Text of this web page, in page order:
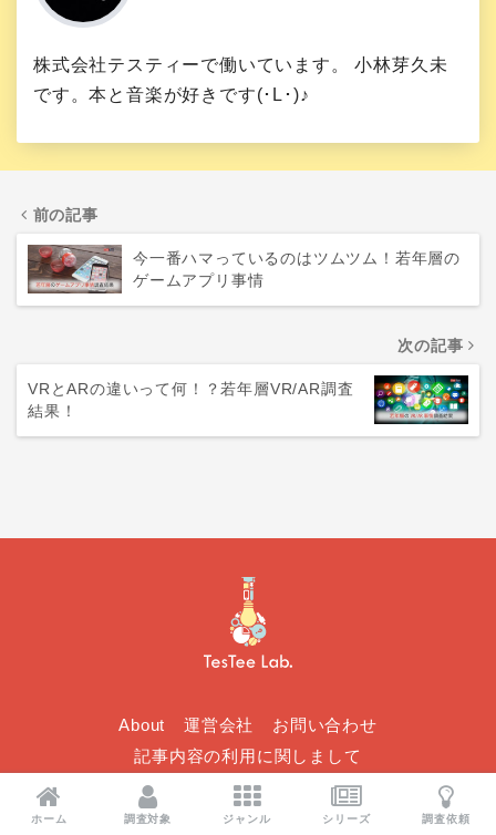
株式会社テスティーで働いています。 小林芽久未
です。本と音楽が好きです(･L･)♪
前の記事
今一番ハマっているのはツムツム！若年層の
ゲームアプリ事情
次の記事
VRとARの違いって何！？若年層VR/AR調査
結果！
About 運営会社
お問い合わせ
記事内容の利用に関しまして
© 2026 TesTee Inc. All rights reserved.
ホーム 調査対象 ジャンル シリーズ 調査依頼